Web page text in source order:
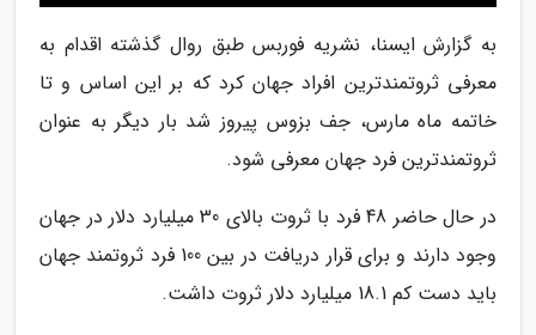
به گزارش ایسنا، نشریه فوربس طبق روال گذشته اقدام به
معرفی ثروتمندترین افراد جهان کرد که بر این اساس و تا
خاتمه ماه مارس، جف بزوس پیروز شد بار دیگر به عنوان
ثروتمندترین فرد جهان معرفی شود.
در حال حاضر 48 فرد با ثروت بالای 30 میلیارد دلار در جهان
وجود دارند و برای قرار دریافت در بین 100 فرد ثروتمند جهان
باید دست کم 18.1 میلیارد دلار ثروت داشت.